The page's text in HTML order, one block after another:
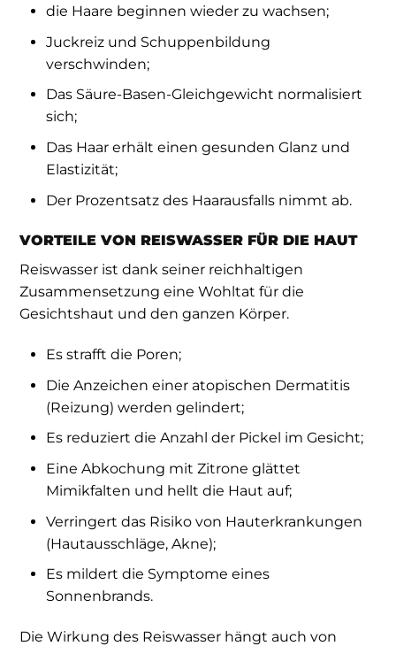
die Haare beginnen wieder zu wachsen;
Juckreiz und Schuppenbildung
verschwinden;
Das Säure-Basen-Gleichgewicht normalisiert
sich;
Das Haar erhält einen gesunden Glanz und
Elastizität;
Der Prozentsatz des Haarausfalls nimmt ab.
VORTEILE VON REISWASSER FÜR DIE HAUT
Reiswasser ist dank seiner reichhaltigen
Zusammensetzung eine Wohltat für die
Gesichtshaut und den ganzen Körper.
Es strafft die Poren;
Die Anzeichen einer atopischen Dermatitis
(Reizung) werden gelindert;
Es reduziert die Anzahl der Pickel im Gesicht;
Eine Abkochung mit Zitrone glättet
Mimikfalten und hellt die Haut auf;
Verringert das Risiko von Hauterkrankungen
(Hautausschläge, Akne);
Es mildert die Symptome eines
Sonnenbrands.
Die Wirkung des Reiswasser hängt auch von